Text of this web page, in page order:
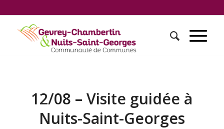
12/08 – Visite guidée à
Nuits-Saint-Georges